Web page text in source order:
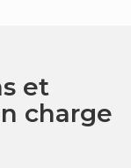
et
charge